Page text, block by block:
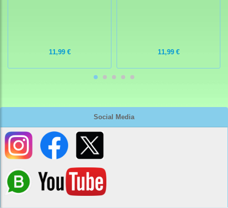
Social Media
11,99 € 11,99 €